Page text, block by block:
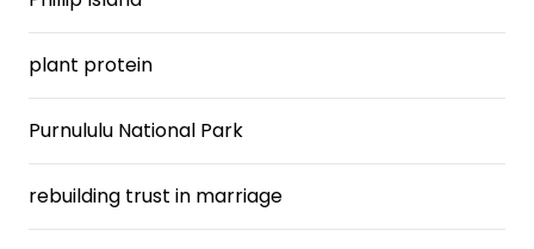
plant protein
Purnululu National Park
rebuilding trust in marriage